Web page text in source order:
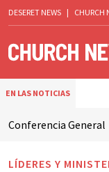
DESERET NEWS | CHURCH
EN LAS NOTICIAS
Conferencia General
LÍDERES Y